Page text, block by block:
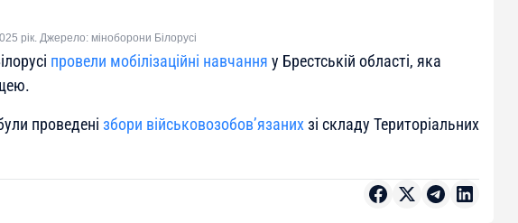
рік. Джерело: міноборони Білорусі
провели мобілізаційні навчання у Брестській області, яка
проведені збори військовозобов’язанихзі складу Територіальних